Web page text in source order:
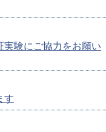
実験にご協力をお願い
す